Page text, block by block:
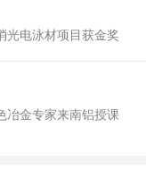
光电泳材项目获金奖
冶金专家来南铝授课